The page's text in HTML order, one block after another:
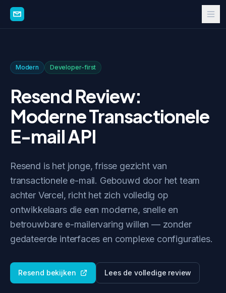
Modern Developer-first
Resend Review:
Moderne Transactionele
E-mail API
Resend is het jonge, frisse gezicht van
transactionele e-mail. Gebouwd door het team
achter Vercel, richt het zich volledig op
ontwikkelaars die een moderne, snelle en
betrouwbare e-mailervaring willen — zonder
gedateerde interfaces en complexe configuraties.
Resend bekijken Lees de volledige review